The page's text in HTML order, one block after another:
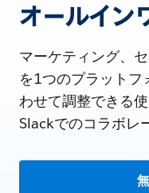
オールイン
マーケティング、
を1つのプラットフ
わせて調整できる
Slackでのコラボレ